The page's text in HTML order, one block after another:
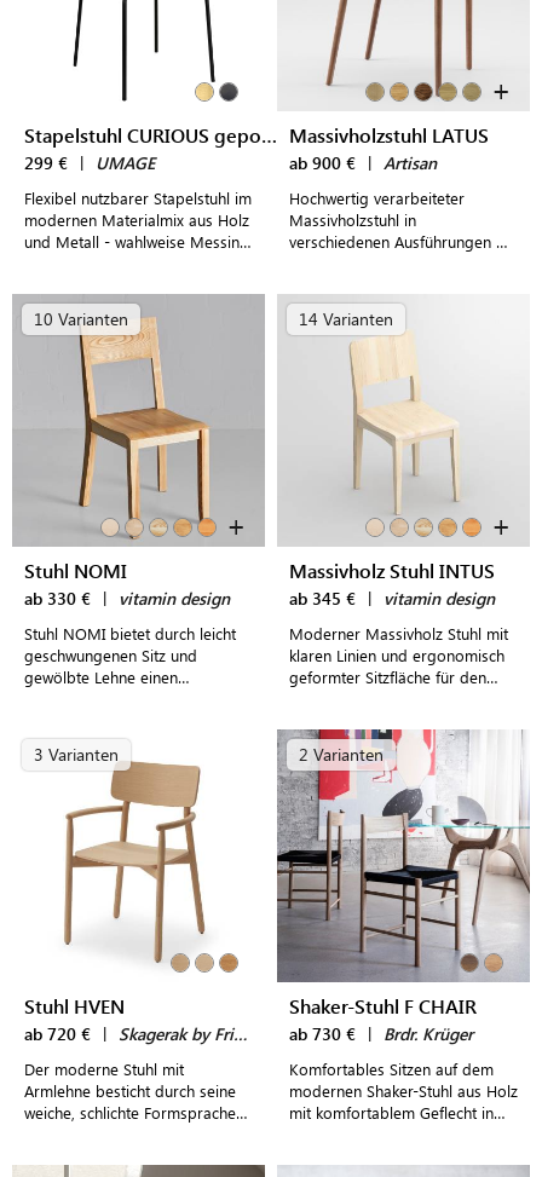
Stapelstuhl CURIOUS gepolstert
299 € | UMAGE
Flexibel nutzbarer Stapelstuhl im
modernen Materialmix aus Holz
und Metall - wahlweise Messing
verschiedenen Farben
+
Massivholzstuhl LATUS
ab 900 € | Artisan
Hochwertig verarbeiteter
Massivholzstuhl in
verschiedenen Ausführungen mit
praktischer Stapelfunktion
10 Varianten
+
Stuhl NOMI
ab 330 € | vitamin design
Stuhl NOMI bietet durch leicht
geschwungenen Sitz und
gewölbte Lehne einen
macht jeden Stuhl zum Unikat.
14 Varianten
+
Massivholz Stuhl INTUS
ab 345 € | vitamin design
Moderner Massivholz Stuhl mit
klaren Linien und ergonomisch
geformter Sitzfläche für den
3 Varianten
Stuhl HVEN
ab 720 € | Skagerak by Fritz Hansen
Der moderne Stuhl mit
Armlehne besticht durch seine
weiche, schlichte Formsprache
2 Varianten
Shaker-Stuhl F CHAIR
ab 730 € | Brdr. Krüger
Komfortables Sitzen auf dem
modernen Shaker-Stuhl aus Holz
mit komfortablem Geflecht in